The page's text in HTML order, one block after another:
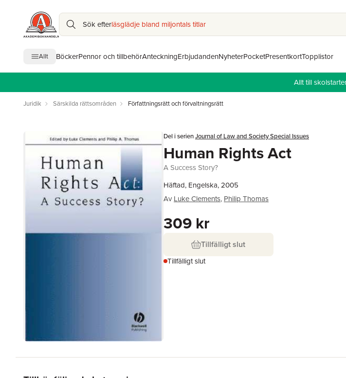
Sök efterläsglädje bland miljontals titlar
Allt BöckerPennor och tillbehörAnteckningErbjudandenNyheterPocketPresentkortTopplistor
Allt till
Juridik Särskilda rättsområden Författningsrätt och förvaltningsrätt
Del i serienJournal of Law and Society Special Issues
Human Rights Act
A Success Story?
Häftad, Engelska, 2005
Av Luke Clements, Philip Thomas
309 kr
Tillfälligt slut
Tillfälligt slut